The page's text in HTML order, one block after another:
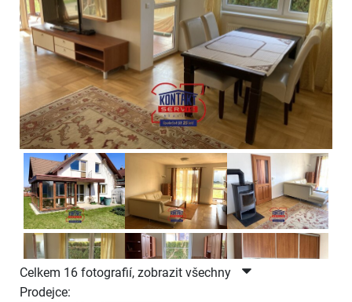
Celkem 16 fotografií, zobrazit všechny
Prodejce: